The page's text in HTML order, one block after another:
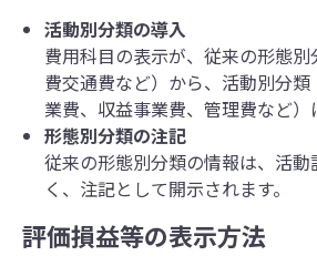
活動別分類の導入
費用科目の表示が、従来の形態
費交通費など）から、活動別分
業費、収益事業費、管理費など）
形態別分類の注記
従来の形態別分類の情報は、活
く、注記として開示されます。
評価損益等の表示方法